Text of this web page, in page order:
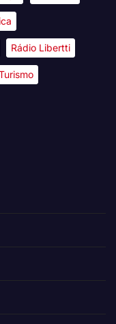
Rádio Libertti